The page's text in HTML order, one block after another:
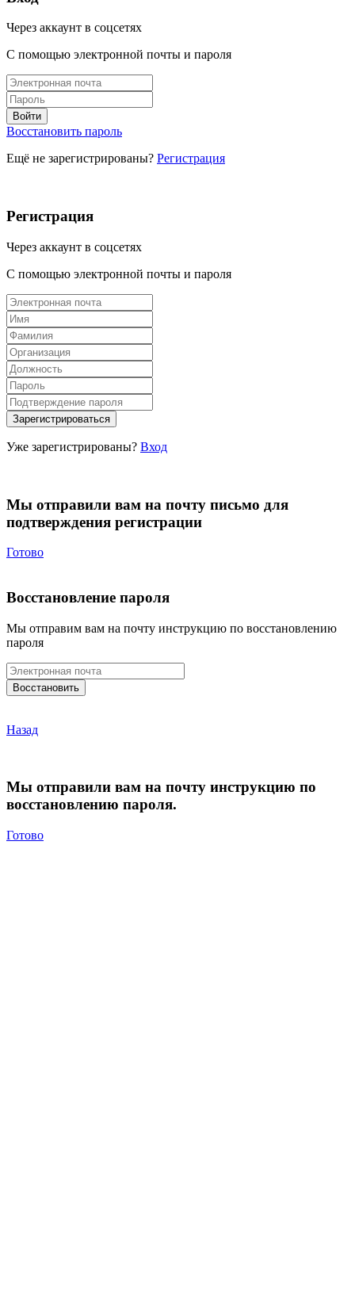
Через аккаунт в соцсетях
С помощью электронной почты и пароля
Восстановить пароль
Ещё не зарегистрированы? Регистрация
Регистрация
Через аккаунт в соцсетях
С помощью электронной почты и пароля
Уже зарегистрированы? Вход
Мы отправили вам на почту письмо для
подтверждения регистрации
Готово
Восстановление пароля
Мы отправим вам на почту инструкцию по восстановлению
пароля
Назад
Мы отправили вам на почту инструкцию по
восстановлению пароля.
Готово